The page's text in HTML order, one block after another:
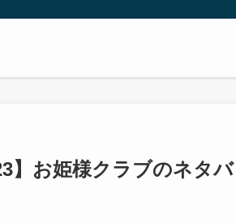
】お姫様クラブのネタ